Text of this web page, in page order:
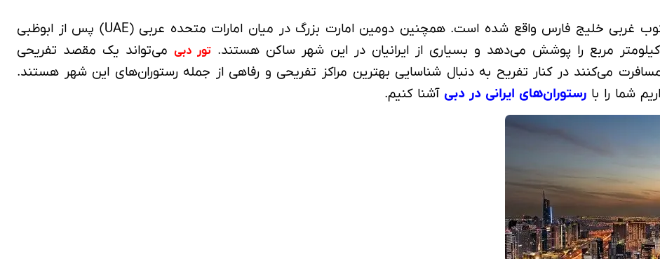
دبی در ساحل شرقی شبه جزیره عربستان و در جنوب غربی خلیج فارس واقع شده است. همچنین دومین امارت بزرگ در میان امارات متحده عربی (UAE) پس از ابوظبی
تور دبی می‌تواند یک مقصد تفریحی
می‌کنند در کنار تفریح به دنبال شناسایی بهترین مراکز تفریحی و رفاهی از جمله رستوران‌های این شهر هستند.
شما را با رستوران‌های ایرانی در دبی آشنا کنیم.